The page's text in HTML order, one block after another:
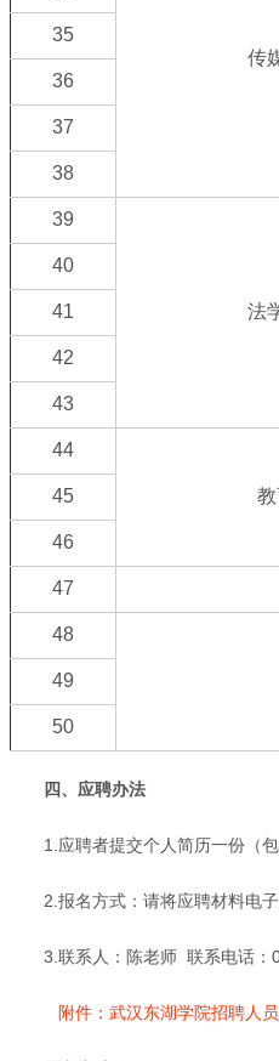
传
35
36
37
38
39
法
40
41
42
43
44
45
46
47
48
49
50
四、应聘办法
1.应聘者提交个人简历一份（
2.报名方式：请将应聘材料电
3.联系人：陈老师 联系电话：
附件：武汉东湖学院招聘人